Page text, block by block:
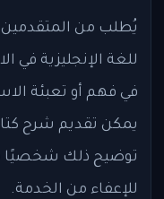
يُطلب من المتقدمين
للغة الإنجليزية في
في فهم أو تعبئة
يمكن تقديم شرح
توضيح ذلك شخصيًا
للإعفاء من الخدمة.